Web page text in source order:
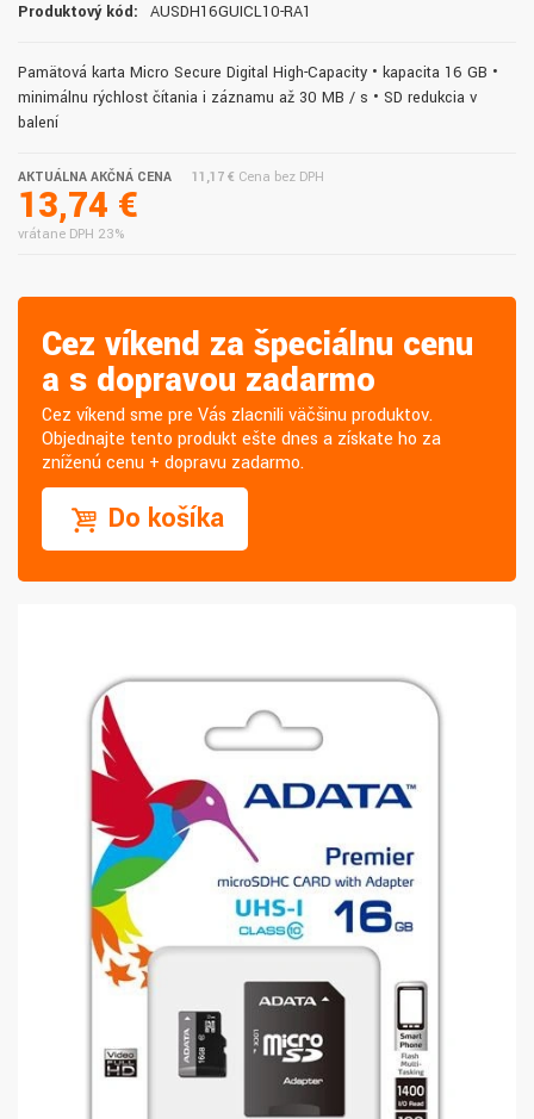
Produktový kód:
AUSDH16GUICL10-RA1
Pamäťová karta Micro Secure Digital High-Capacity • kapacita 16 GB •
minimálnu rýchlosť čítania i záznamu až 30 MB / s • SD redukcia v
balení
AKTUÁLNA AKČNÁ CENA
13,74 €
vrátane DPH 23%
11,17 € Cena bez DPH
Cez víkend za špeciálnu cenu
a s dopravou zadarmo
Cez víkend sme pre Vás zlacnili väčšinu produktov.
Objednajte tento produkt ešte dnes a získate ho za
zníženú cenu + dopravu zadarmo.
Do košíka